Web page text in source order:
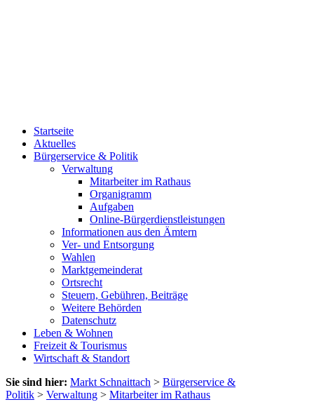
Startseite
Aktuelles
Bürgerservice & Politik
Verwaltung
Mitarbeiter im Rathaus
Organigramm
Aufgaben
Online-Bürgerdienstleistungen
Informationen aus den Ämtern
Ver- und Entsorgung
Wahlen
Marktgemeinderat
Ortsrecht
Steuern, Gebühren, Beiträge
Weitere Behörden
Datenschutz
Leben & Wohnen
Freizeit & Tourismus
Wirtschaft & Standort
Sie sind hier: Markt Schnaittach > Bürgerservice &
Politik > Verwaltung > Mitarbeiter im Rathaus